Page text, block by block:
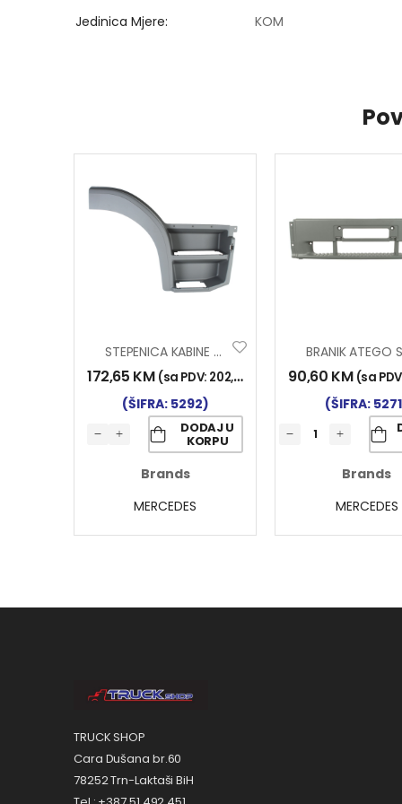
Jedinica Mjere KOM
STEPENICA KABINE ATEGO DESNA SA DVA GAZIŠTA
172,65 KM (sa PDV: 202,00
(ŠIFRA: 5292)
DODAJ U
KORPU
Brands
MERCEDES
90,60 KM (sa
(ŠIFRA:
Brands
MERCEDES
TRUCK SHOP
Cara Dušana br.60
78252 Trn-Laktaši BiH